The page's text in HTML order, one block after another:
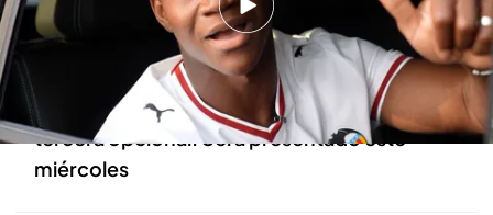
La bestia Aliou Dieng aterriza en Valencia: "El
objetivo es volver a la Champions"
Dieng firma por dos temporadas con una
tercera opcional. Será presentado este
miércoles